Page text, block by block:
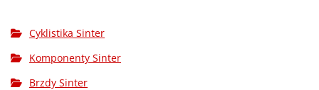
Cyklistika Sinter
Komponenty Sinter
Brzdy Sinter